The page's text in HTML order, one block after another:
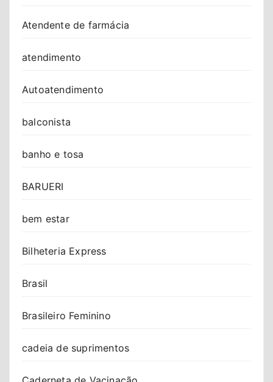
Atendente de farmácia
atendimento
Autoatendimento
balconista
banho e tosa
BARUERI
bem estar
Bilheteria Express
Brasil
Brasileiro Feminino
cadeia de suprimentos